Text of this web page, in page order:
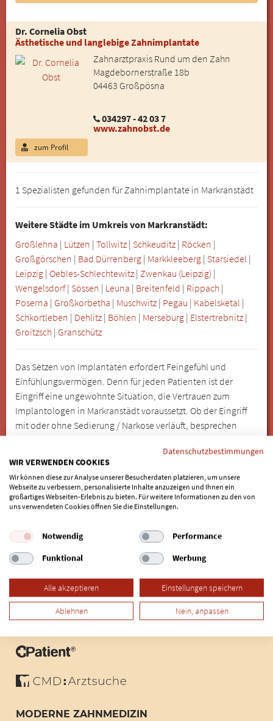
Dr. Cornelia Obst
Ästhetische und langlebige Zahnimplantate
Zahnarztpraxis Rund um den Zahn
Magdebornerstraße 18b
04463 Großpösna
034297 - 42 03 7
www.zahnobst.de
zum Profil
1 Spezialisten gefunden für Zahnimplantate in Markranstädt
Weitere Städte im Umkreis von Markranstädt:
Großlehna | Lützen | Tollwitz | Schkeuditz | Röcken |
Großgörschen | Bad Dürrenberg | Markkleeberg | Starsiedel |
Leipzig | Oebles-Schlechtewitz | Zwenkau (Leipzig) |
Wengelsdorf| Sössen | Leuna | Breitenfeld | Rippach |
Poserna | Großkorbetha | Muschwitz | Pegau | Kabelsketal |
Schkortleben | Dehlitz | Böhlen | Merseburg | Elstertrebnitz |
Groitzsch | Granschütz
Das Setzen von Implantaten erfordert Feingefühl und
Einfühlungsvermögen. Denn für jeden Patienten ist der
Eingriff eine ungewohnte Situation, die Vertrauen zum
Implantologen in Markranstädt voraussetzt. Ob der Eingriff
mit oder ohne Sedierung / Narkose verläuft, besprechen
individuell. Implantate sind in den meisten Fällen die
komfortabelste Lösung für Zahnersatz, weisen bei der
richtigen Pflege eine lange Haltbarkeit auf und lassen den
Träger vergessen, dass es sich nicht um den natürlichen Zahn
handelt.
Wählen Sie hier den passenden Implantologen in
MODERNE ZAHNMEDIZIN
Datenschutzbestimmungen
WIR VERWENDEN COOKIES
Wir können diese zur Analyse unserer Besucherdaten platzieren, um unsere
Webseite zu verbessern, personalisierte Inhalte anzuzeigen und Ihnen ein
großartiges Webseiten-Erlebnis zu bieten. Für weitere Informationen zu den von
uns verwendeten Cookies öffnen Sie die Einstellungen.
Notwendig
Performance
Funktional
Werbung
Alle akzeptieren Einstellungen speichern
Ablehnen Nein, anpassen